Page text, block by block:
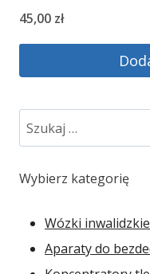
45,00 zł
Szukaj:
Wybierz kategorię
Wózki inwalidzkie
Aparaty do